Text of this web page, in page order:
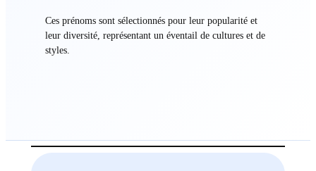
Ces prénoms sont sélectionnés pour leur popularité et
leur diversité, représentant un éventail de cultures et de
styles.